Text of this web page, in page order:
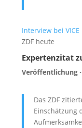
Interview bei VICE
ZDF heute
Expertenzitat
Veröffentlichung
Das ZDF
Einschätzung